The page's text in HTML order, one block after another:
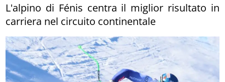
L'alpino di Fénis centra il miglior risultato in
carriera nel circuito continentale